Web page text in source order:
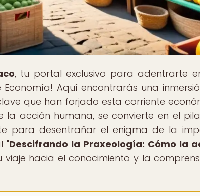
, tu portal exclusivo para adentrarte
Aquí encontrarás una
que han forjado esta corriente
acción humana, se convierte en el
para desentrañar el enigma de la
"Descifrando la Praxeología: Cómo la
viaje hacia el conocimiento y la